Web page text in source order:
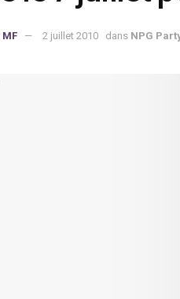
MF 2 juillet 2010 dans NPG